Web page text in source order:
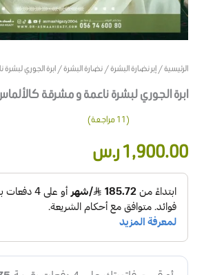
الرئيسية/إبر نضارة البشرة/نضارة البشرة/ ابرة الجوري
ابرة الجوري لبشرة ناعمة و مشرقة
بـ4.27من
5 بناءً على
عميل
(
11مراجعة)
1,900.00ر.س